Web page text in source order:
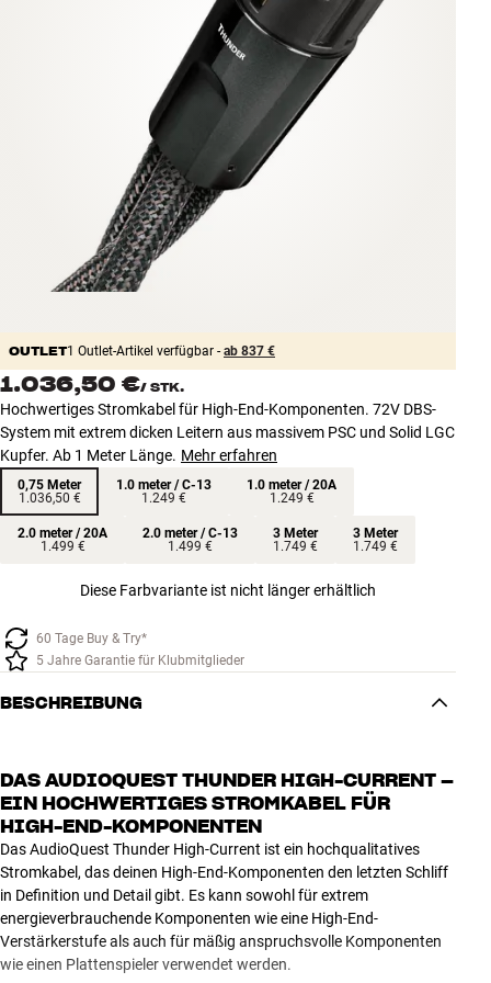
INSPIRATION
NEUHEITEN
ANGEBOTE
Store Finden
Anmelden
Kundendienst
Bauen mit Klang
OUTLET1 Outlet-Artikel verfügbar - ab 837 €
1.036,50 €/ STK.
Hochwertiges Stromkabel für High-End-Komponenten. 72V DBS-
System mit extrem dicken Leitern aus massivem PSC und Solid LGC
Kupfer. Ab 1 Meter Länge. Mehr erfahren
0,75 Meter
1.036,50 €
1.0 meter / C-13
1.249 €
1.0 meter / 20A
1.249 €
2.0 meter / 20A
1.499 €
2.0 meter / C-13
1.499 €
3 Meter
1.749 €
3 Meter
1.749 €
Diese Farbvariante ist nicht länger erhältlich
60 Tage Buy & Try*
5 Jahre Garantie für Klubmitglieder
BESCHREIBUNG
DAS AUDIOQUEST THUNDER HIGH-CURRENT –
EIN HOCHWERTIGES STROMKABEL FÜR
HIGH-END-KOMPONENTEN
Das AudioQuest Thunder High-Current ist ein hochqualitatives
Stromkabel, das deinen High-End-Komponenten den letzten Schliff
in Definition und Detail gibt. Es kann sowohl für extrem
energieverbrauchende Komponenten wie eine High-End-
Verstärkerstufe als auch für mäßig anspruchsvolle Komponenten
wie einen Plattenspieler verwendet werden.